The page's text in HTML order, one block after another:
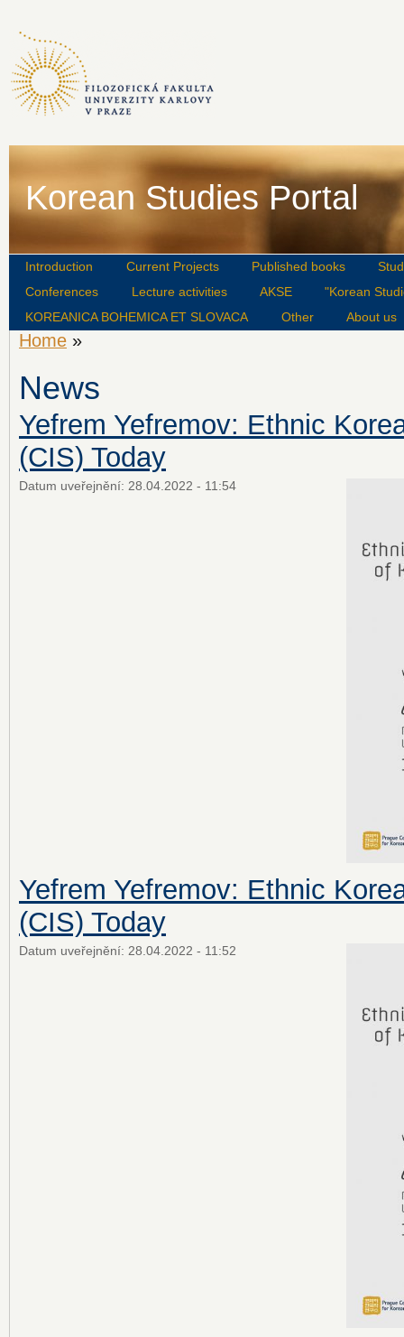
Korean Studies Portal
Introduction Current Projects Published books
Conferences
Lecture activities AKSE
"Korean
KOREANICA BOHEMICA ET SLOVACA
Other About us
Home »
News
Yefrem Yefremov: Ethnic
(CIS) Today
Datum uveřejnění: 28.04.2022 - 11:54
Yefrem Yefremov: Ethnic
(CIS) Today
Datum uveřejnění: 28.04.2022 - 11:52